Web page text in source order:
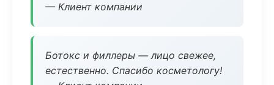
— Клиент компании
Ботокс и филлеры — лицо свежее,
естественно. Спасибо косметологу!